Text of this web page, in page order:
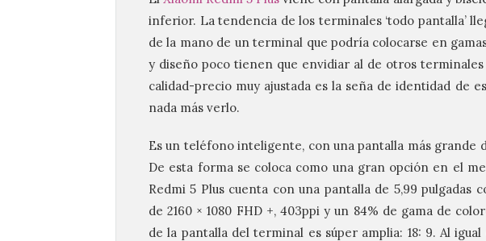
inferior. La tendencia de los terminales ‘todo pantalla’
de la mano de un terminal que podría colocarse en
y diseño poco tienen que envidiar al de otros
calidad-precio muy ajustada es la seña de identidad de
nada más verlo.
Es un teléfono inteligente, con una pantalla más grande
De esta forma se coloca como una gran opción en el
Redmi 5 Plus cuenta con una pantalla de 5,99 pulgadas
de 2160 × 1080 FHD +, 403ppi y un 84% de gama de
de la pantalla del terminal es súper amplia: 18: 9. Al